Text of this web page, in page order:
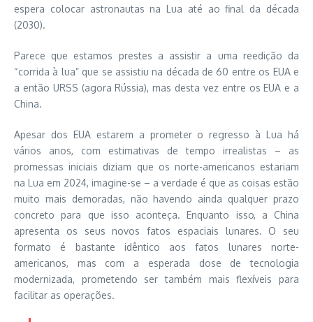
espera colocar astronautas na Lua até ao final da década
(2030).
Parece que estamos prestes a assistir a uma reedição da
“corrida à lua” que se assistiu na década de 60 entre os EUA e
a então URSS (agora Rússia), mas desta vez entre os EUA e a
China.
Apesar dos EUA estarem a prometer o regresso à Lua há
vários anos, com estimativas de tempo irrealistas – as
promessas iniciais diziam que os norte-americanos estariam
na Lua em 2024, imagine-se – a verdade é que as coisas estão
muito mais demoradas, não havendo ainda qualquer prazo
concreto para que isso aconteça. Enquanto isso, a China
apresenta os seus novos fatos espaciais lunares. O seu
formato é bastante idêntico aos fatos lunares norte-
americanos, mas com a esperada dose de tecnologia
modernizada, prometendo ser também mais flexíveis para
facilitar as operações.